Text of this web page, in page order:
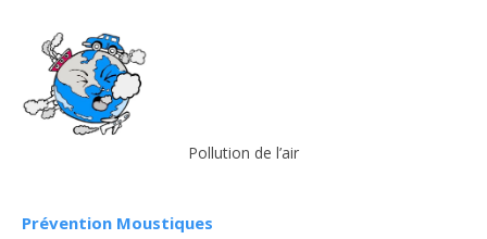
Pollution de l’air
Prévention Moustiques